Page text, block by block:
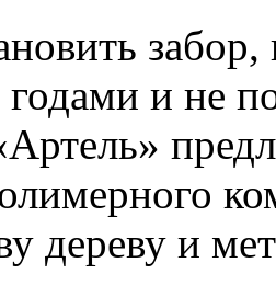
годами и не
дереву и